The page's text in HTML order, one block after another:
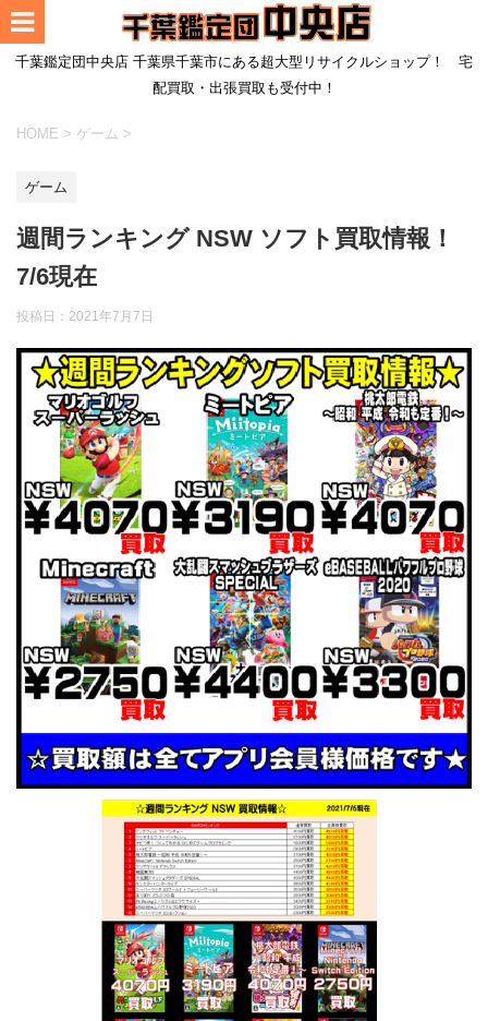
千葉鑑定団中央店 千葉県千葉市にある超大型リサイクルショップ！ 宅
配買取・出張買取も受付中！
HOME > ゲーム >
ゲーム
週間ランキング NSW ソフト買取情報！
7/6現在
投稿日： 2021年7月7日